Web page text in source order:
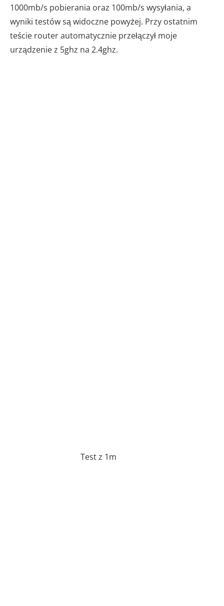
1000mb/s pobierania oraz 100mb/s wysyłania, a
wyniki testów są widoczne powyżej. Przy ostatnim
teście router automatycznie przełączył moje
urządzenie z 5ghz na 2.4ghz.
Test z 1m